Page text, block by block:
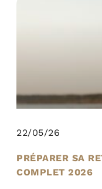
PRÉPARER SA
COMPLET 2026
22/05/26